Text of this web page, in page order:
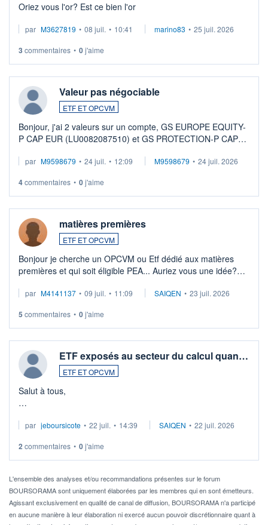
Oriez vous l'or? Est ce bien l'or
par M3627819 • 08 juil. • 10:41 marino83 • 25 juil. 2026
3 commentaires • 0j'aime
Valeur pas négociable
ETF ET OPCVM
Bonjour, j'ai 2 valeurs sur un compte, GS EUROPE EQUITY-
P CAP EUR (LU0082087510) et GS PROTECTION-P CAP
veux procéder à la vente, on me signale ...
par M9598679 • 24 juil. • 12:09 M9598679 • 24 juil. 2026
4commentaires • 0j'aime
matières premières
ETF ET OPCVM
Bonjour je cherche un OPCVM ou Etf dédié aux matières
premières et qui soit éligible PEA... Auriez vous une idée?
par M4141137 • 09 juil. • 11:09 SAIQEN • 23 juil. 2026
5 commentaires • 0j'aime
ETF exposés au secteur du calcul quan…
ETF ET OPCVM
Salut à tous,
via un ETF plutôt que des actions individuelles.
Idéalement, je voudrais qu'il soit éligible au PEA.
Pour l' ...
par jeboursicote • 22 juil. • 14:39 SAIQEN • 22 juil. 2026
2 commentaires • 0j'aime
L'ensemble des analyses et/ou recommandations présentes sur le forum
BOURSORAMA sont uniquement élaborées par les membres qui en sont émetteurs.
Agissant exclusivement en qualité de canal de diffusion, BOURSORAMA n'a participé
en aucune manière à leur élaboration ni exercé aucun pouvoir discrétionnaire quant à